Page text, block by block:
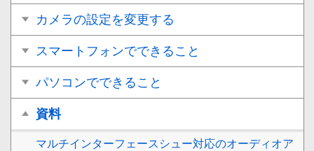
カメラの設定を変更する
スマートフォンでできること
パソコンでできること
資料
マルチインターフェースシュー対応のオーディオア